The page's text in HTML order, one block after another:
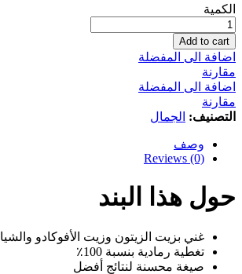
غارنييه
كولور
ناتشورالز
2.10
صبغة
شعر،
أزرق
أسود،
جرام
كمية
الكمية
Add to cart
اضافة الى المفضلة
مقارنة
اضافة الى المفضلة
مقارنة
التصنيف: الجمال
وصف
Reviews (0)
حول هذا البند
غني بزيت الزيتون وزيت الأفوكادو والشيا
تغطية رمادية بنسبة 100٪
صيغة محسنة لنتائج أفضل